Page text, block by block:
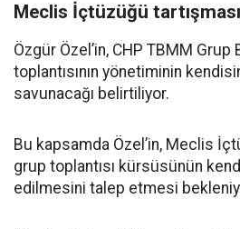
Meclis İçtüzüğü
Özgür Özel’in, CHP TBMM Grup
toplantısının yönetiminin
savunacağı belirtiliyor.
Bu kapsamda Özel’in, Meclis
grup toplantısı kürsüsünün
edilmesini talep etmesi